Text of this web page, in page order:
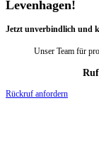
Levenhagen!
Jetzt unverbindlich und
Unser Team für
Rückruf anfordern